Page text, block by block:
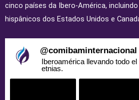
cinco países da Ibero-América,
hispânicos dos Estados Unidos e
@comibaminternacional
Iberoamérica llevando todo
etnias.